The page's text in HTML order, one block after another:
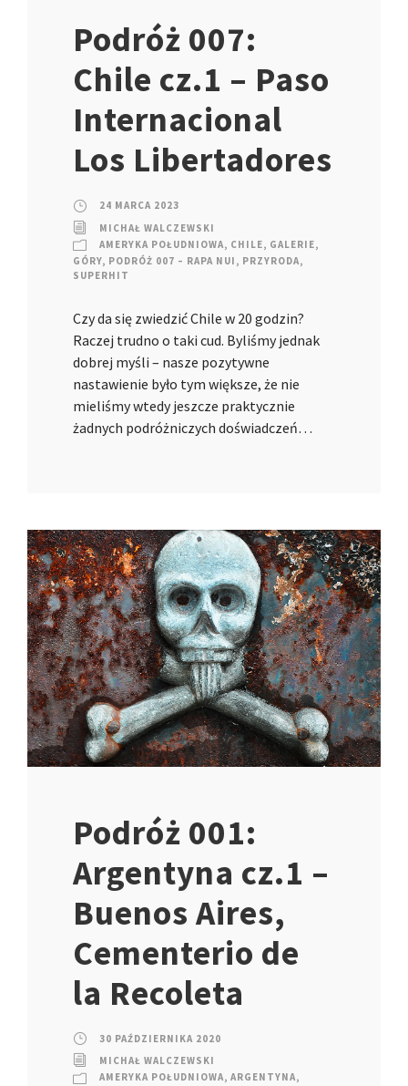
Podróż 007:
Chile cz.1 – Paso
Internacional
Los Libertadores
24 MARCA 2023
MICHAŁ WALCZEWSKI
AMERYKA POŁUDNIOWA, CHILE, GALERIE,
GÓRY, PODRÓŻ 007 – RAPA NUI , PRZYRODA,
SUPERHIT
Czy da się zwiedzić Chile w 20 godzin?
Raczej trudno o taki cud. Byliśmy jednak
dobrej myśli – nasze pozytywne
nastawienie było tym większe, że nie
mieliśmy wtedy jeszcze praktycznie
żadnych podróżniczych doświadczeń…
Podróż 001:
Argentyna cz.1 –
Buenos Aires,
Cementerio de
la Recoleta
30 PAŹDZIERNIKA 2020
MICHAŁ WALCZEWSKI
AMERYKA POŁUDNIOWA, ARGENTYNA,